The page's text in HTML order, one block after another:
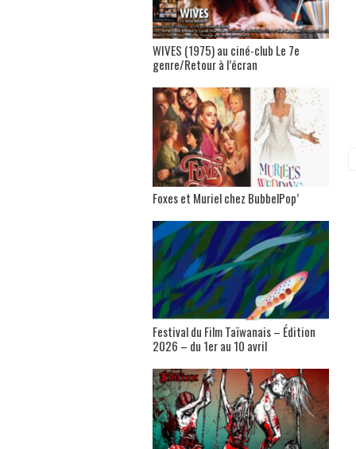
WIVES (1975) au ciné-club Le 7e
genre/Retour à l’écran
Foxes et Muriel chez BubbelPop’
Festival du Film Taïwanais – Édition
2026 – du 1er au 10 avril